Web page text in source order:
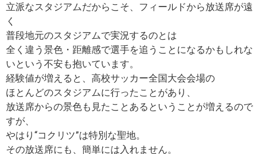
立派なスタジアムだからこそ、フィールドから放送席が遠
く
普段地元のスタジアムで実況するのとは
全く違う景色・距離感で選手を追うことになるかもしれな
いという不安も抱いています。
経験値が増えると、高校サッカー全国大会会場の
ほとんどのスタジアムに行ったことがあり、
放送席からの景色も見たことあるということが増えるので
すが、
やはり“コクリツ”は特別な聖地。
その放送席にも、簡単には入れません。